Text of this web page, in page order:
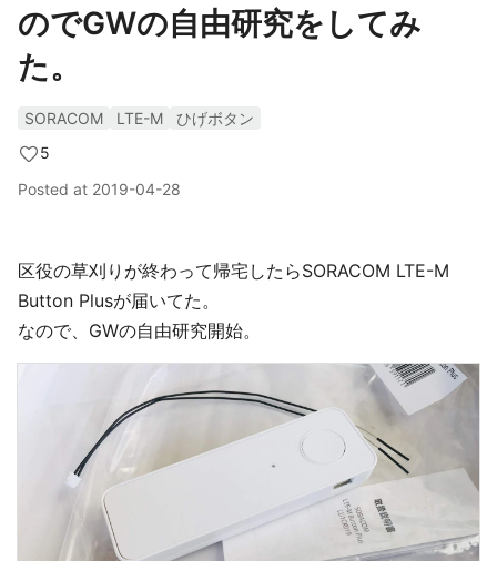
のでGWの自由研究をしてみ
た。
SORACOM LTE-M
ひげボタン
5
Posted at 2019-04-28
区役の草刈りが終わって帰宅したらSORACOM LTE-M
Button Plusが届いてた。
なので、GWの自由研究開始。